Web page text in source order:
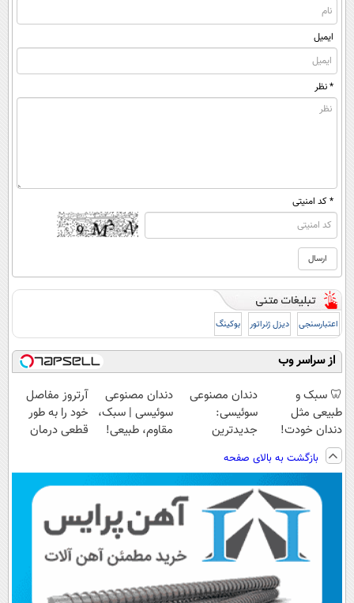
ایمیل
* نظر
* کد امنیتی
اعتبارسنجی دیزل ژنراتور بوکینگ
از سراسر وب
🦷 سبک و
طبیعی مثل
دندان خودت!
نصب آسان و
پرداخت اقساطی
💳 📍 تهران
دندان مصنوعی
سوئیسی:
جدیدترین
سبک و مقاوم |
پرداخت قسطی
دندان مصنوعی
سوئیسی | سبک،
مقاوم، طبیعی!
اقساطی😍
آرتروز مفاصل
خود را به طور
قطعی درمان
بازگشت به بالای صفحه